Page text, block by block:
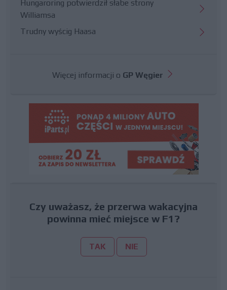
Hungaroring potwierdził słabe strony
Williamsa
Trudny wyścig Haasa
Więcej informacji o GP Węgier
Czy uważasz, że przerwa wakacyjna
powinna mieć miejsce w F1?
TAK NIE